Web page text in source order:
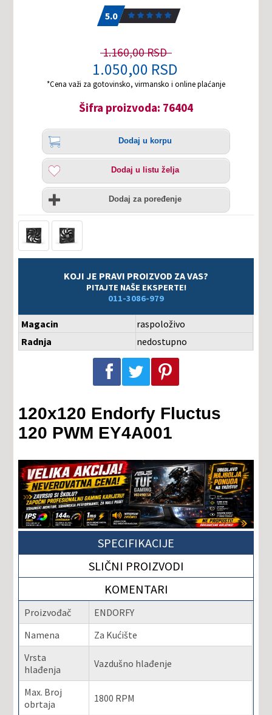
5.0
1.160,00 RSD
1.050,00 RSD
*Cena važi za gotovinsko, virmansko i online plaćanje
Šifra proizvoda: 76404
Količina
Dodaj
korpu
Dodaj u korpu
Dodaj
listu
želja
Dodaj u listu želja
Uporedi
Dodaj za poređenje
KOJI JE PRAVI PROIZVOD ZA VAS?
PITAJTE NAŠE EKSPERTE!
011-3086-979
Magacin
raspoloživo
Radnja
nedostupno
Podeli na Facebook-u Podeli na Twitter-u Podeli na Pinterest-u
120x120 Endorfy Fluctus
120 PWM EY4A001
SPECIFIKACIJE
SLIČNI PROIZVODI
KOMENTARI
Proizvođač
ENDORFY
Namena
Za Kućište
Vrsta
hlađenja
Vazdušno hlađenje
Max. Broj
obrtaja
1800 RPM